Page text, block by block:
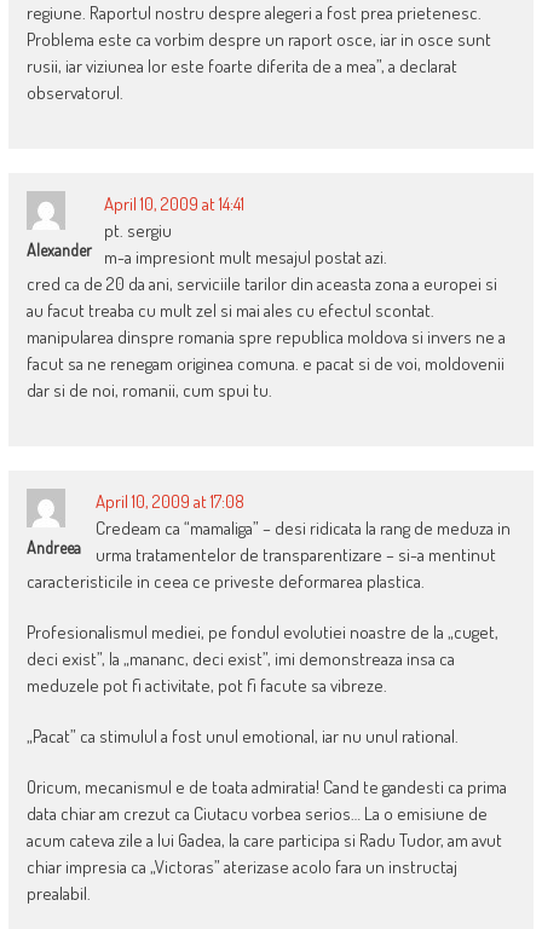
regiune. Raportul nostru despre alegeri a fost prea prietenesc.
Problema este ca vorbim despre un raport osce, iar in osce sunt
rusii, iar viziunea lor este foarte diferita de a mea”, a declarat
observatorul.
Alexander
April 10, 2009 at 14:41
pt. sergiu
m-a impresiont mult mesajul postat azi.
cred ca de 20 da ani, serviciile tarilor din aceasta zona a europei si
au facut treaba cu mult zel si mai ales cu efectul scontat.
manipularea dinspre romania spre republica moldova si invers ne a
facut sa ne renegam originea comuna. e pacat si de voi, moldovenii
dar si de noi, romanii, cum spui tu.
Andreea
April 10, 2009 at 17:08
Credeam ca “mamaliga” – desi ridicata la rang de meduza in
urma tratamentelor de transparentizare – si-a mentinut
caracteristicile in ceea ce priveste deformarea plastica.
Profesionalismul mediei, pe fondul evolutiei noastre de la „cuget,
deci exist”, la „mananc, deci exist”, imi demonstreaza insa ca
meduzele pot fi activitate, pot fi facute sa vibreze.
„Pacat” ca stimulul a fost unul emotional, iar nu unul rational.
Oricum, mecanismul e de toata admiratia! Cand te gandesti ca prima
data chiar am crezut ca Ciutacu vorbea serios… La o emisiune de
acum cateva zile a lui Gadea, la care participa si Radu Tudor, am avut
chiar impresia ca „Victoras” aterizase acolo fara un instructaj
prealabil.